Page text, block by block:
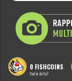
0 FISHCOINS
Vad är detta?